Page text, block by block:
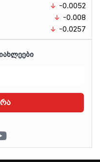
-0.0052
-0.008
-0.0257